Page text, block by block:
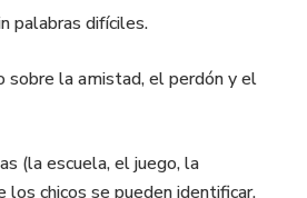
palabras difíciles.
sobre la amistad, el perdón y el
(la escuela, el juego, la
los chicos se pueden identificar.